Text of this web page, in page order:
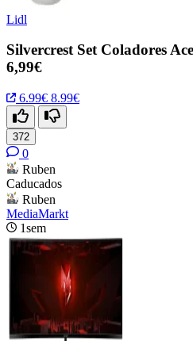
Lidl
Silvercrest Set Coladores
6,99€
6.99€ 8.99€
372
0
Ruben
Caducados
Ruben
MediaMarkt
1sem